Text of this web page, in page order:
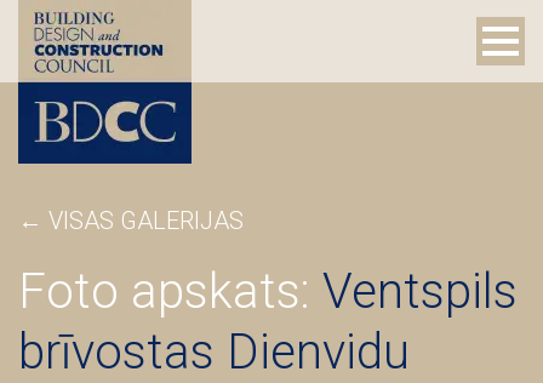
← VISAS GALERIJAS
Foto apskats: Ventspils
brīvostas Dienvidu